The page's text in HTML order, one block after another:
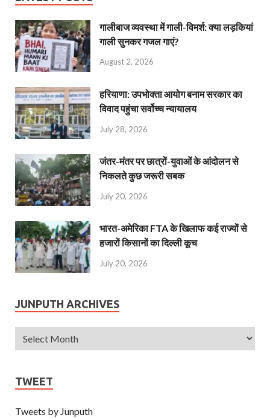
गालीबाज व्‍यवस्‍था में गाली-विमर्श: क्या लड़कियां
गाली सुनकर गजल गाएं?
August 2, 2026
हरियाणा: उपभोक्ता आयोग बनाम सरकार का
विवाद पहुंचा सर्वोच्च न्यायालय
July 28, 2026
जंतर-मंतर पर छात्रों-युवाओं के आंदोलन से
निकलते कुछ जरूरी सबक
July 20, 2026
भारत-अमेरिका FTA के खिलाफ कई राज्यों से
हजारों किसानों का दिल्ली कूच
July 20, 2026
JUNPUTH ARCHIVES
TWEET
Tweets by Junputh